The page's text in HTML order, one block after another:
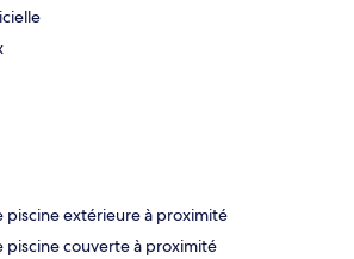
piscine extérieure à proximité
piscine couverte à proximité